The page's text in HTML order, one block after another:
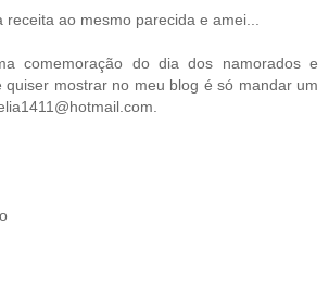
receita ao mesmo parecida e amei...
comemoração do dia dos namorados e
quiser mostrar no meu blog é só mandar um